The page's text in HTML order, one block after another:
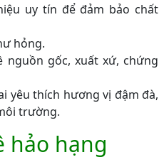
uy tín để đảm bảo chất
hỏng.
nguồn gốc, xuất xứ, chứng
yêu thích hương vị đậm đà,
trường.
hảo hạng